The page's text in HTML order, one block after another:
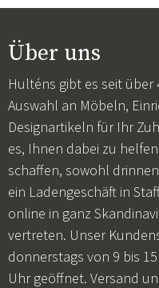
Über uns
Hulténs gibt es seit über
Auswahl an Möbeln,
Designartikeln für Ihr
es, Ihnen dabei zu
schaffen, sowohl
ein Ladengeschäft in
online in ganz
vertreten. Unser
donnerstags von 9 bis
Uhr geöffnet. Versand